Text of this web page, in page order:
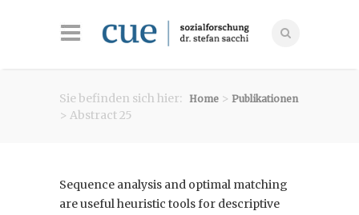
Sie befinden sich hier: Home > Publikationen
> Abstract 25
Sequence analysis and optimal matching
are useful heuristic tools for descriptive